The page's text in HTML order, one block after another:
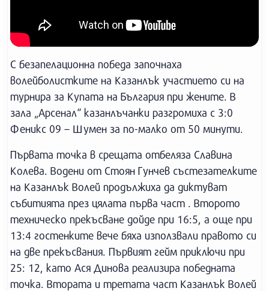
С безапелационна победа започнаха
волейболистките на Казанлък участието си на
турнира за Купата на България при жените. В
зала „Арсенал“ казанлъчанки разгромиха с 3:0
Феникс 09 – Шумен за по-малко от 50 минути.
Първата точка в срещата отбеляза Славина
Колева. Водени от Стоян Гунчев състезателките
на Казанлък Волей продължиха да диктуват
събитията през цялата първа част . Второто
техническо прекъсване дойде при 16:5, а още при
13:4 гостенките вече бяха използвали правото си
на две прекъсвания. Първият гейм приключи при
25: 12, като Ася Динова реализира победната
точка. Втората и третата част Казанлък Волей